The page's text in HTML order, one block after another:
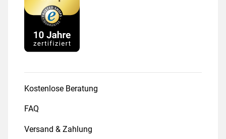
Kostenlose Beratung
FAQ
Versand & Zahlung